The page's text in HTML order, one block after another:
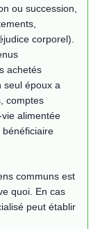
ou succession,
corporel).
achetés
seul époux a
comptes
alimentée
bénéficiaire
communs est
quoi. En cas
peut établir